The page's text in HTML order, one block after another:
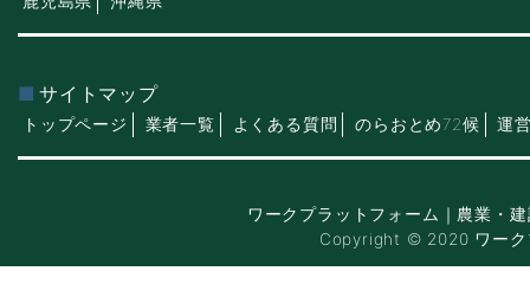
サイトマップ
トップページ 業者一覧 よくある質問 のらおとめ72候 運
ワークプラットフォーム｜農業・
Copyright © 2020 ワーク